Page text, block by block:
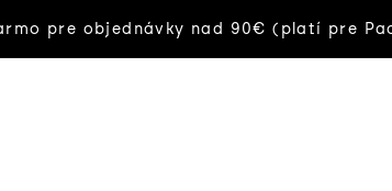
pre objednávky nad 90€ (platí pre